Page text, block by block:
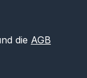
die AGB